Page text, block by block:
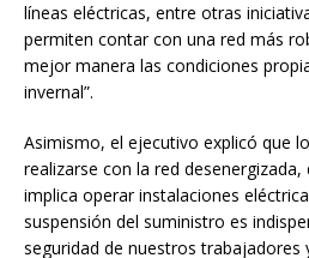
líneas eléctricas, entre otras
permiten contar con una red más
mejor manera las condiciones
invernal”.
Asimismo, el ejecutivo explicó que
realizarse con la red
implica operar instalaciones
suspensión del suministro es
seguridad de nuestros trabajadores